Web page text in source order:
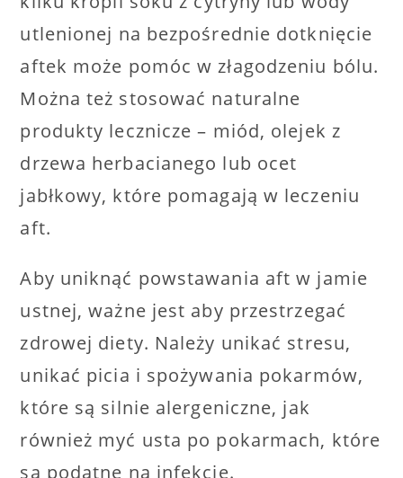
utlenionej na bezpośrednie dotknięcie
aftek może pomóc w złagodzeniu bólu.
Można też stosować naturalne
produkty lecznicze – miód, olejek z
drzewa herbacianego lub ocet
jabłkowy, które pomagają w leczeniu
aft.
Aby uniknąć powstawania aft w jamie
ustnej, ważne jest aby przestrzegać
zdrowej diety. Należy unikać stresu,
unikać picia i spożywania pokarmów,
które są silnie alergeniczne, jak
również myć usta po pokarmach, które
są podatne na infekcje.